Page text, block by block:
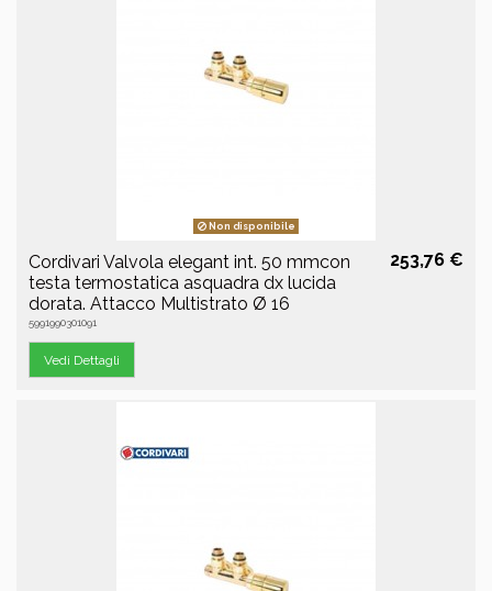
Non disponibile
Cordivari Valvola elegant int. 50 mmcon
testa termostatica asquadra dx lucida
dorata. Attacco Multistrato Ø 16
5991990301091
253,76 €
Vedi Dettagli